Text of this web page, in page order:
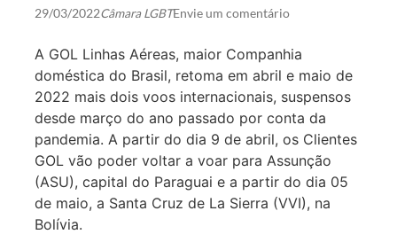
29/03/2022Câmara LGBTEnvie um comentário
A GOL Linhas Aéreas, maior Companhia
doméstica do Brasil, retoma em abril e maio de
2022 mais dois voos internacionais, suspensos
desde março do ano passado por conta da
pandemia. A partir do dia 9 de abril, os Clientes
GOL vão poder voltar a voar para Assunção
(ASU), capital do Paraguai e a partir do dia 05
de maio, a Santa Cruz de La Sierra (VVI), na
Bolívia.